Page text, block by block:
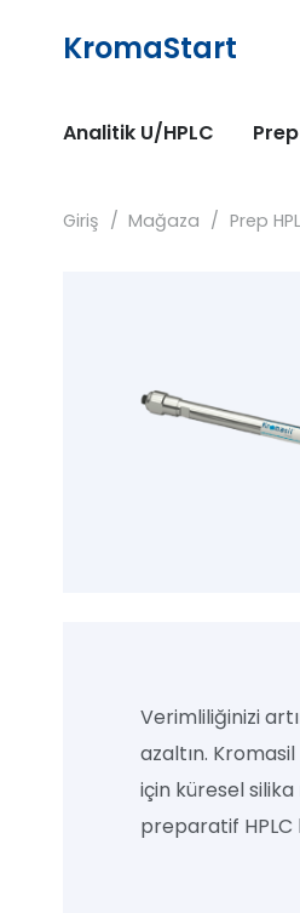
KromaStart
Analitik U/HPLC
Giriş / Mağaza / Prep
Verimliliğinizi
azaltın.
için küresel
preparatif HPLC